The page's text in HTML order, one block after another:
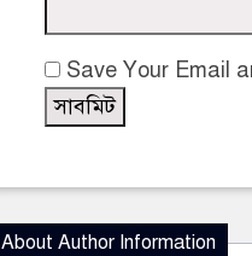
Save Your Email
About Author Information